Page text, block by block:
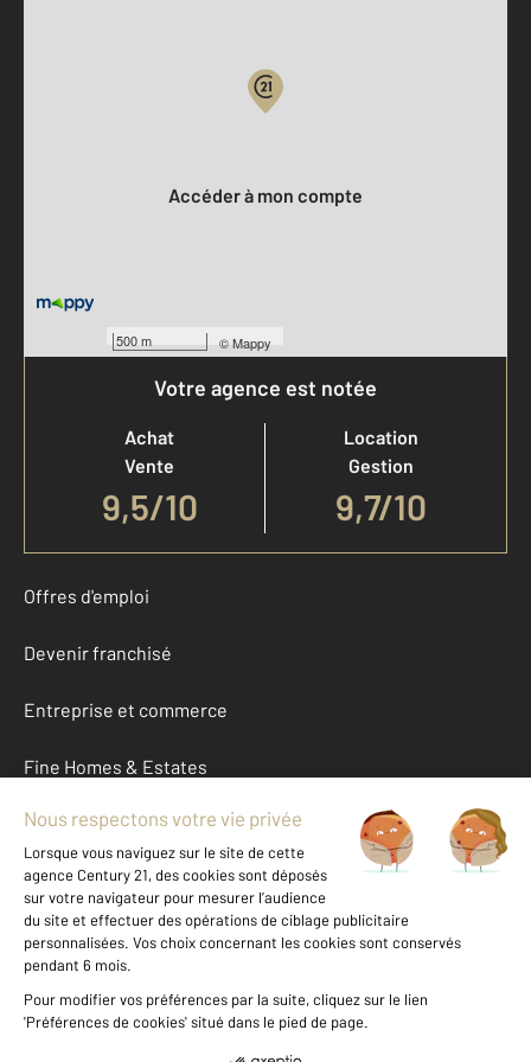
500 m ©Mappy
Accéder à mon compte
Votre agence est notée
Achat
Vente
9,5/10
Location
Gestion
9,7/10
Offres d'emploi
Devenir franchisé
Entreprise et commerce
Fine Homes & Estates
À propos
International
Nous contacter